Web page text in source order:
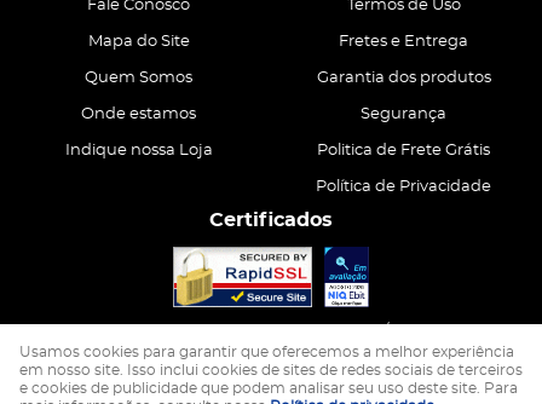
Fale Conosco
Mapa do Site
Quem Somos
Onde estamos
Indique nossa Loja
Termos de Uso
Fretes e Entrega
Garantia dos produtos
Segurança
Politica de Frete Grátis
Política de Privacidade
Certificados
LOJA VIRTUAL CRIADA POR
Usamos cookies para garantir que oferecemos a melhor experiência
em nosso site. Isso inclui cookies de sites de redes sociais de terceiros
e cookies de publicidade que podem analisar seu uso deste site. Para